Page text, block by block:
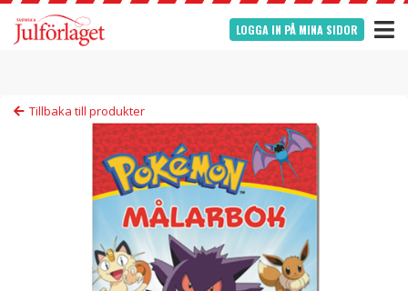
LOGGA IN PÅ MINA SIDOR
Tillbaka till produkter